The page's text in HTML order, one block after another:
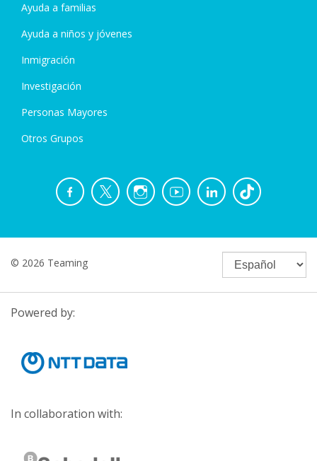
Ayuda a familias
Ayuda a niños y jóvenes
Inmigración
Investigación
Personas Mayores
Otros Grupos
© 2026 Teaming
Powered by:
In collaboration with: